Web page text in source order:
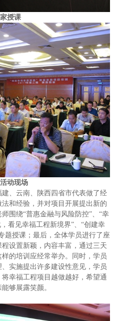
授课
动现场
、云南、陕西四省市代表做了经
和经验，并对项目开展提出新的
围绕“普惠金融与风险防控”、“幸
看见幸福工程新境界”、“创建幸
题授课；最后，全体学员进行了座
设置新颖，内容丰富，通过三天
的培训应经常举办。同时，学员
实施提出许多建设性意见，学员
幸福工程项目越做越好，希望通
够展露笑颜。